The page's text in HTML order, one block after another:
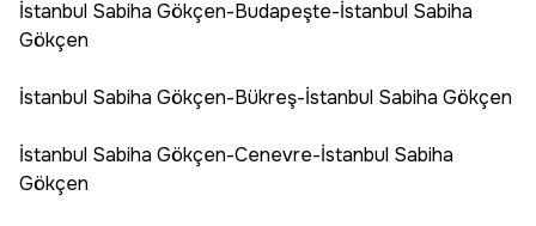
İstanbul Sabiha Gökçen-Budapeşte-İstanbul Sabiha
Gökçen
İstanbul Sabiha Gökçen-Bükreş-İstanbul Sabiha Gökçen
İstanbul Sabiha Gökçen-Cenevre-İstanbul Sabiha
Gökçen